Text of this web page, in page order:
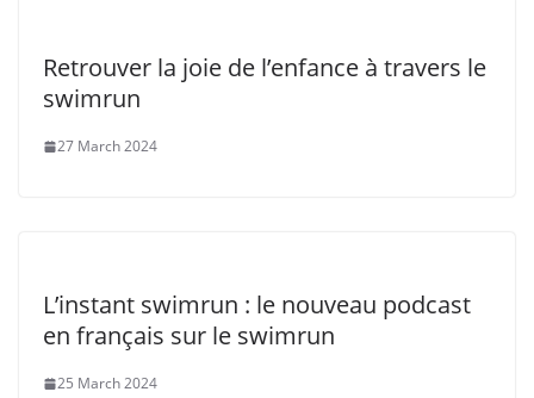
Retrouver la joie de l’enfance à travers le
swimrun
27 March 2024
L’instant swimrun : le nouveau podcast
en français sur le swimrun
25 March 2024